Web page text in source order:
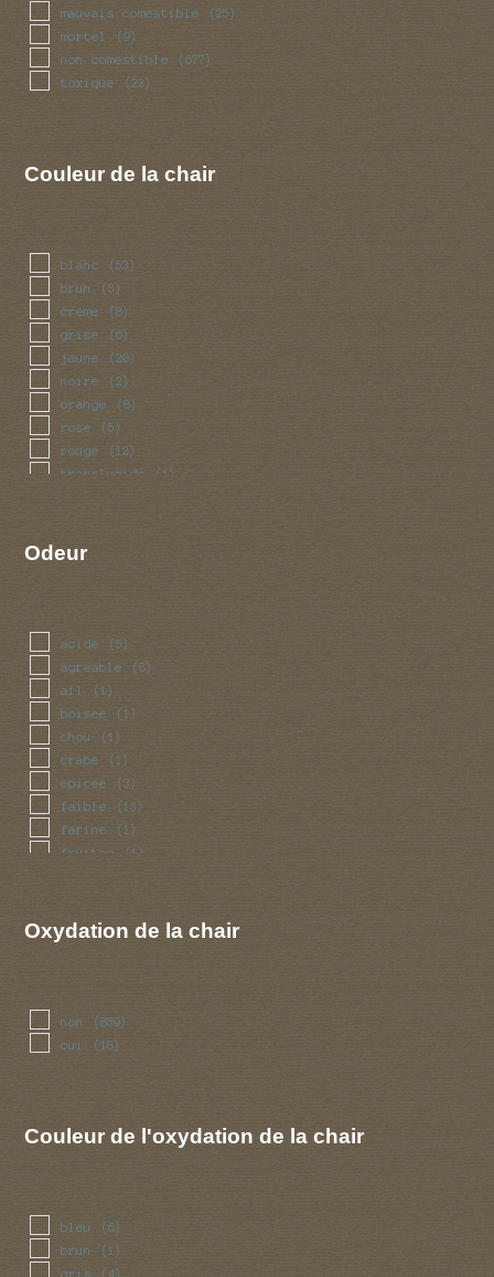
mauvais comestible (25)
mortel (9)
non comestible (677)
toxique (22)
Couleur de la chair
blanc (53)
brun (3)
creme (8)
grise (6)
jaune (20)
noire (2)
orange (8)
rose (5)
rouge (12)
translucide (1)
Odeur
acide (5)
agreable (8)
ail (1)
boisee (1)
chou (1)
crabe (1)
epicee (3)
faible (13)
farine (1)
fruitee (1)
rave (1)
savon
Oxydation de la chair
non (859)
oui (18)
Couleur de l'oxydation de la chair
bleu (6)
brun (1)
gris (4)